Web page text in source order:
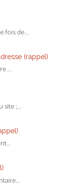
fois de...
(rappel)
site ;...